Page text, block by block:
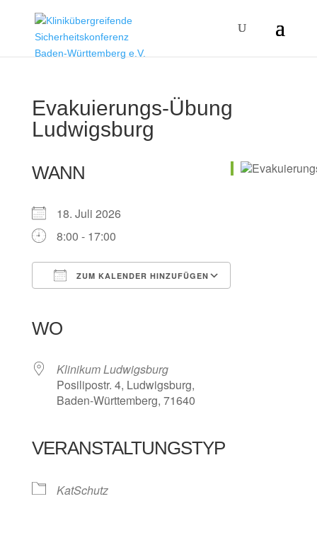
Evakuierungs-Übung
Ludwigsburg
WANN
18. Juli 2026
8:00 - 17:00
ZUM KALENDER HINZUFÜGEN
WO
Klinikum Ludwigsburg
Posilipostr. 4, Ludwigsburg,
Baden-Württemberg, 71640
VERANSTALTUNGSTYP
KatSchutz